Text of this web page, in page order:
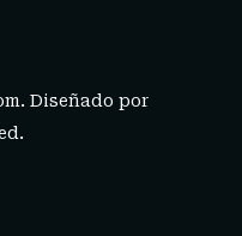
Diseñado por